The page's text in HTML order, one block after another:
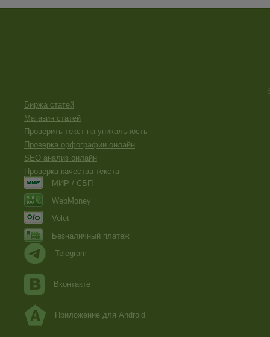
Биржа статей
Магазин статей
Проверить текст на уникальность
Проверка орфографии онлайн
SEO анализ онлайн
Проверка качества текста
МИР / СБП
WebMoney
Volet
Безналичный платеж
Telegram
Вконтакте
Приложение для Android